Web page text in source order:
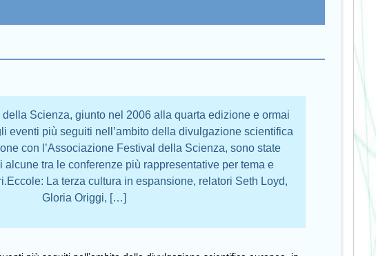
della Scienza, giunto nel 2006 alla quarta edizione e ormai
eventi più seguiti nell’ambito della divulgazione scientifica
con l’Associazione Festival della Scienza, sono state
alcune tra le conferenze più rappresentative per tema e
La terza cultura in espansione, relatori Seth Loyd,
Gloria Origgi, […]